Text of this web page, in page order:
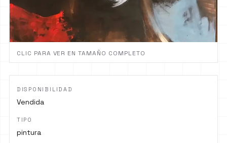
CLIC PARA VER EN TAMAÑO COMPLETO
DISPONIBILIDAD
Vendida
TIPO
pintura